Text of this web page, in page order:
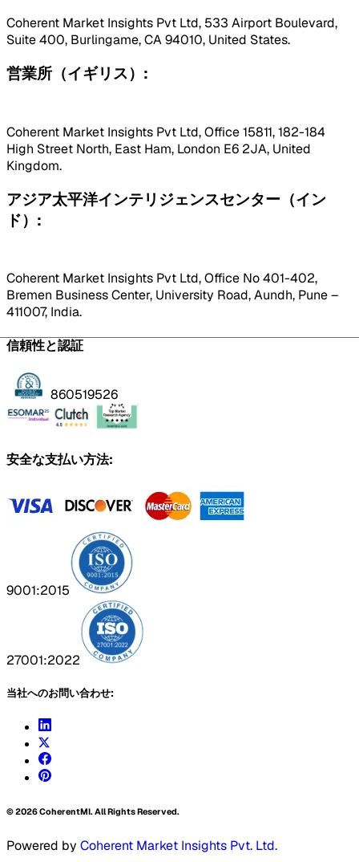
Coherent Market Insights Pvt Ltd, 533 Airport Boulevard,
Suite 400, Burlingame, CA 94010, United States.
営業所（イギリス）:
Coherent Market Insights Pvt Ltd, Office 15811, 182-184
High Street North, East Ham, London E6 2JA, United
Kingdom.
アジア太平洋インテリジェンスセンター（イン
ド）:
Coherent Market Insights Pvt Ltd, Office No 401-402,
Bremen Business Center, University Road, Aundh, Pune –
411007, India.
信頼性と認証
860519526
安全な支払い方法:
9001:2015
27001:2022
当社へのお問い合わせ:
©2026CoherentMI. All Rights Reserved.
Powered by Coherent Market Insights Pvt. Ltd.